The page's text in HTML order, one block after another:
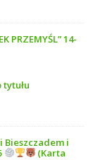
PRZEMYŚL” 14-
Bieszczadem i
(Karta